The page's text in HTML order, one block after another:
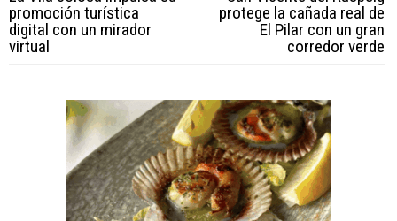
promoción turística
digital con un mirador
virtual
protege la cañada real de
El Pilar con un gran
corredor verde